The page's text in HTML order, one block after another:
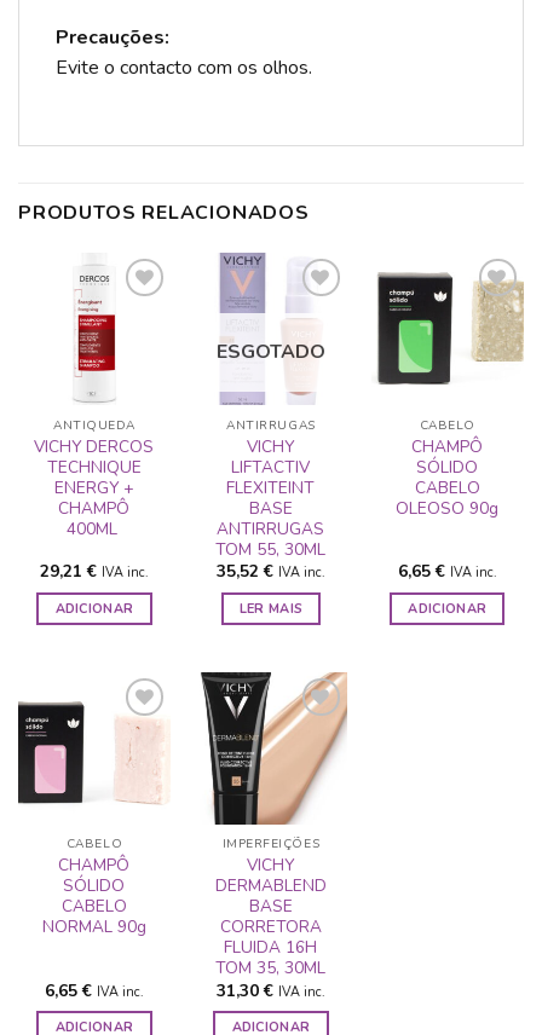
Precauções:
Evite o contacto com os olhos.
PRODUTOS RELACIONADOS
ADICIONAR
A LISTA DE
DESEJOS
ANTIQUEDA
VICHY DERCOS
TECHNIQUE
ENERGY +
CHAMPÔ
400ML
29,21€ IVA inc.
ADICIONAR
ADICIONAR
DESEJOS
ESGOTADO
ANTIRRUGAS
VICHY
LIFTACTIV
FLEXITEINT
BASE
ANTIRRUGAS
TOM 55, 30ML
35,52€ IVA inc.
LER MAIS
ADICIONAR
A LISTA DE
CABELO
CHAMPÔ
SÓLIDO
CABELO
OLEOSO 90g
6,65€ IVA inc.
ADICIONAR
ADICIONAR
A LISTA DE
CABELO
CHAMPÔ
SÓLIDO
CABELO
NORMAL 90g
6,65€ IVA inc.
ADICIONAR
ADICIONAR
A LISTA DE
DESEJOS
IMPERFEIÇÕES
VICHY
DERMABLEND
BASE
CORRETORA
FLUIDA 16H
TOM 35, 30ML
31,30€ IVA inc.
ADICIONAR